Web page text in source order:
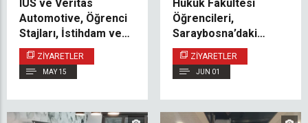
IUS ve Veritas
Automotive, Öğrenci
Stajları, İstihdam ve
Araştırma Alanlarında
İş Birliği Olanaklarını
Değerlendirdi
ZIYARETLER
MAY 15
Hukuk Fakültesi
Öğrencileri,
Saraybosna’daki
Avrupa Konseyi
Ofisini Ziyaret Etti
ZIYARETLER
JUN 01